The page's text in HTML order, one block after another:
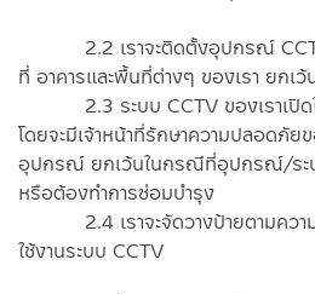
2.2 เราจะติดตั้งอุปกรณ์
ที่ อาคารและพื้นที่ต่างๆ ของเรา ยกเ
2.3 ระบบ CCTV ของเราเปิดใ
โดยจะมีเจ้าหน้าที่รักษาความปลอดภัยข
อุปกรณ์ ยกเว้นในกรณีที่อุปกรณ์/ระ
หรือต้องทำการซ่อมบำรุง
2.4 เราจะจัดวางป้ายตามความ
ใช้งานระบบ CCTV